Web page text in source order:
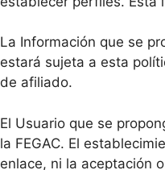
La Información que se
estará sujeta a esta
de afiliado.
El Usuario que se
la FEGAC. El
enlace, ni la aceptación